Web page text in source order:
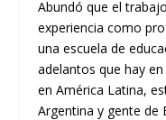
Abundóque el
experiencia como
una escuela de
adelantos que hay
en América Latina,
Argentina y gente de